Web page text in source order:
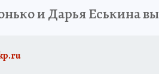
и Дарья Еськина